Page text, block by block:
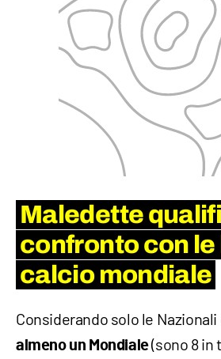
Maledette
confronto con le
calcio mondiale
Considerando solo le
almeno un Mondiale(sono 8 in